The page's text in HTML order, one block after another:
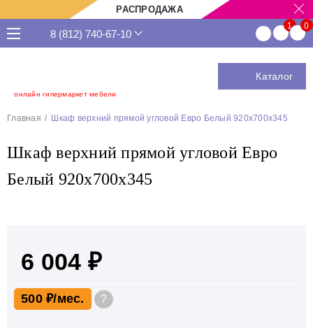
РАСПРОДАЖА
онлайн гипермаркет мебели
8 (812) 740-67-10
Каталог
Главная Шкаф верхний прямой угловой Евро Белый 920х700х345
Шкаф верхний прямой угловой Евро
Белый 920х700х345
6 004 ₽
500 ₽ ?